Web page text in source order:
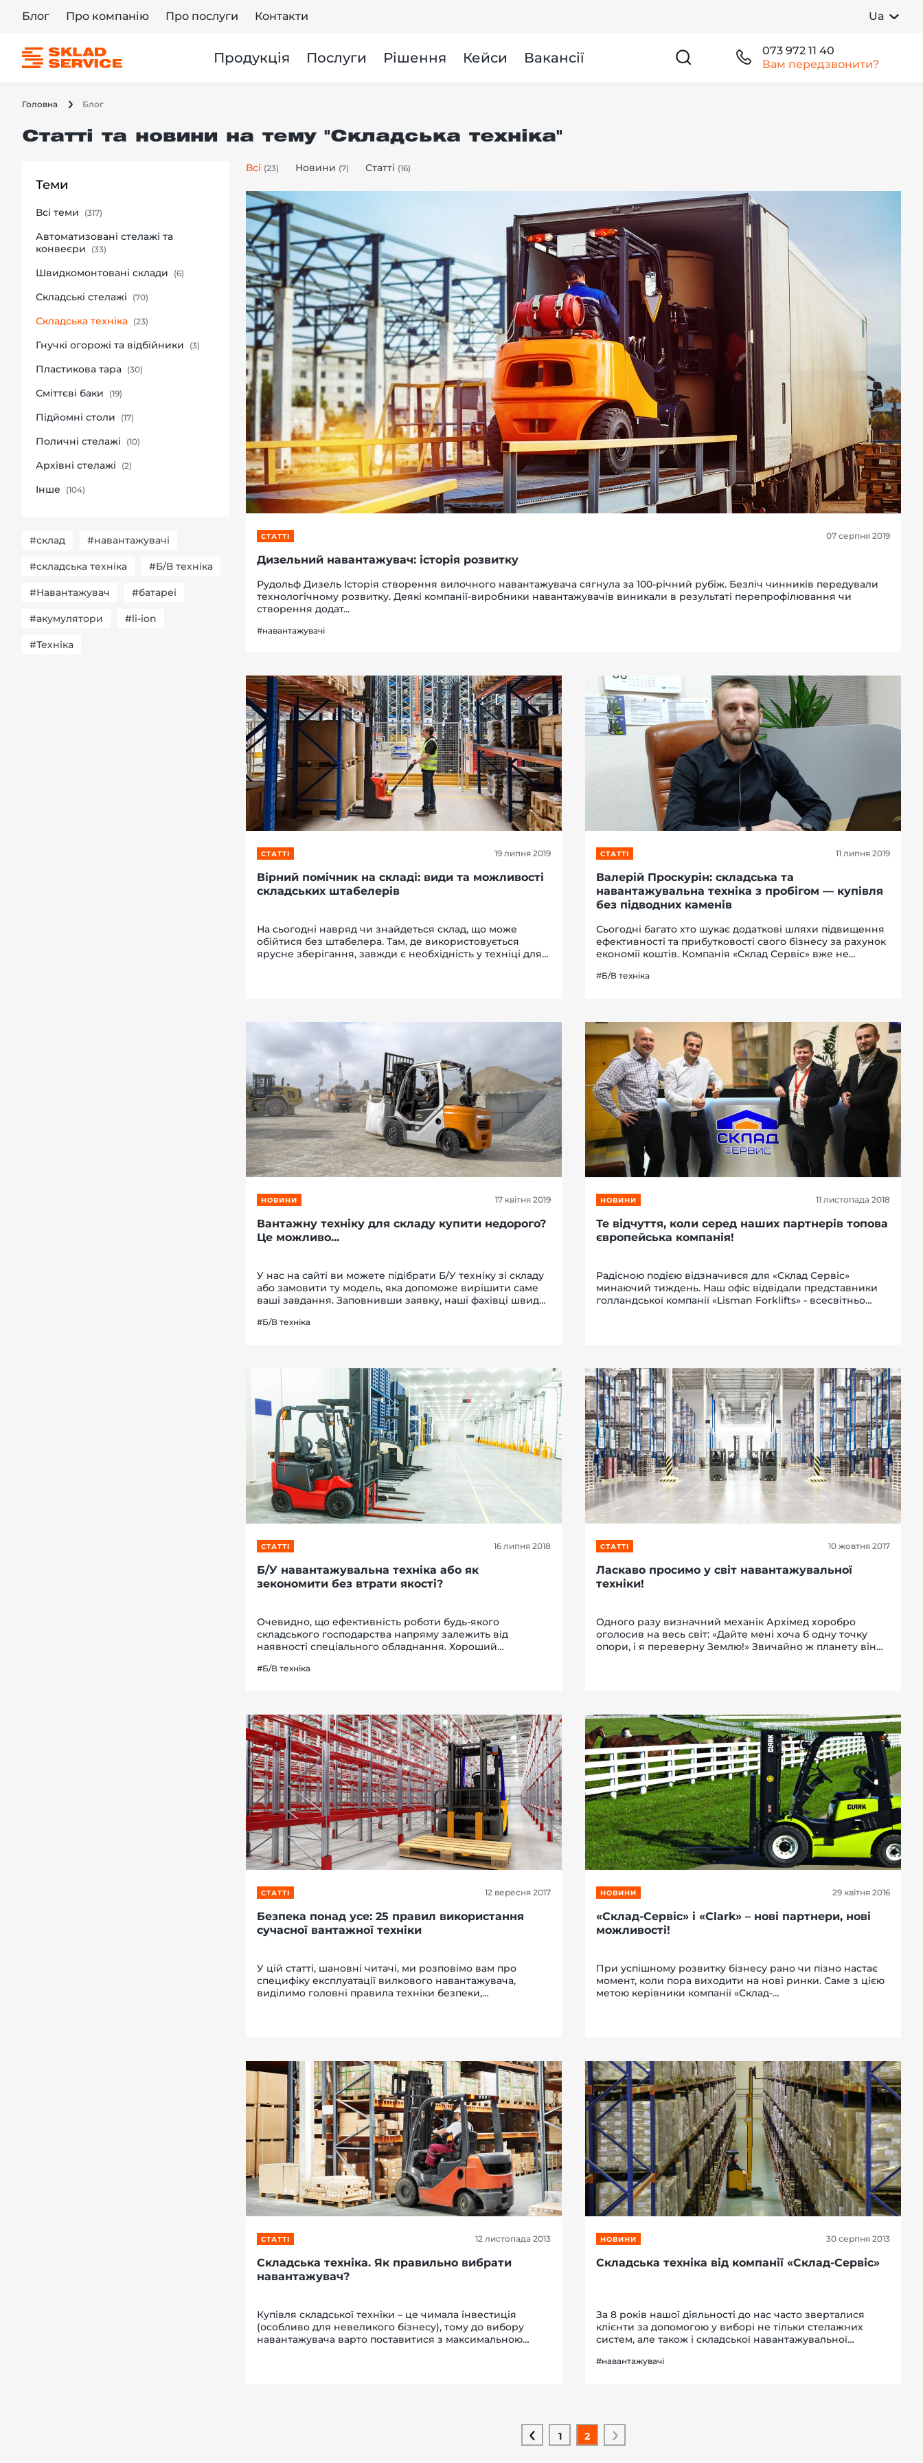
Блог Про компанію Про послуги Контакти Ua
Продукція Послуги Рішення Кейси Вакансії
073 972 11 40
Вам передзвонити?
Головна Блог
Статті та новини на тему "Складська техніка"
Теми
Всі теми (317)
Автоматизовані стелажі та
конвеєри
(33)
Швидкомонтовані склади (6)
Складські стелажі (70)
Складська техніка (23)
Гнучкі огорожі та відбійники (3)
Пластикова тара (30)
Сміттєві баки (19)
Підйомні столи (17)
Поличні стелажі (10)
Архівні стелажі (2)
Інше (104)
#склад #навантажувачі
#складська техніка #Б/В техніка
#Навантажувач #батареі
#акумулятори #li-ion
#Техніка
Всі (23) Новини (7) Статті (16)
СТАТТІ 07 серпня 2019
Дизельний навантажувач: історія розвитку
Рудольф Дизель Історія створення вилочного навантажувача сягнула за 100-річний рубіж. Безліч чинників передували
технологічному розвитку. Деякі компанії-виробники навантажувачів виникали в результаті перепрофілювання чи
створення додат...
#навантажувачі
СТАТТІ 19 липня 2019
Вірний помічник на складі: види та можливості
складських штабелерів
На сьогодні навряд чи знайдеться склад, що може
обійтися без штабелера. Там, де використовується
ярусне зберігання, завжди є необхідність у техніці для
СТАТТІ 11 липня 2019
Валерій Проскурін: складська та
навантажувальна техніка з пробігом — купівля
без підводних каменів
Сьогодні багато хто шукає додаткові шляхи підвищення
ефективності та прибутковості свого бізнесу за рахунок
економії коштів. Компанія «Склад Сервіс» вже не
допомагає заощадити й не поступається за я...
#Б/В техніка
НОВИНИ 17 квітня 2019
Вантажну техніку для складу купити недорого?
Це можливо...
У нас на сайті ви можете підібрати Б/У техніку зі складу
або замовити ту модель, яка допоможе вирішити саме
ваші завдання. Заповнивши заявку, наші фахівці швидко
запропонують вам декілька варіан...
#Б/В техніка
НОВИНИ 11 листопада 2018
Те відчуття, коли серед наших партнерів топова
європейська компанія!
Радісною подією відзначився для «Склад Сервіс»
минаючий тиждень. Наш офіс відвідали представники
голландської компанії «Lisman Forklifts» - всесвітньо
СТАТТІ 16 липня 2018
Б/У навантажувальна техніка або як
зекономити без втрати якості?
Очевидно, що ефективність роботи будь-якого
складського господарства напряму залежить від
наявності спеціального обладнання. Хороший
транспортуванні та переміщенні вантажу, дозволяючи
#Б/В техніка
СТАТТІ 10 жовтня 2017
Ласкаво просимо у світ навантажувальної
техніки!
Одного разу визначний механік Архімед хоробро
оголосив на весь світ: «Дайте мені хоча б одну точку
опори, і я переверну Землю!» Звичайно ж планету він
СТАТТІ 12 вересня 2017
Безпека понад усе: 25 правил використання
сучасної вантажної техніки
У цій статті, шановні читачі, ми розповімо вам про
специфіку експлуатації вилкового навантажувача,
виділимо головні правила техніки безпеки,
НОВИНИ 29 квітня 2016
«Склад-Сервіс» і «Сlark» – нові партнери, нові
можливості!
При успішному розвитку бізнесу рано чи пізно настає
момент, коли пора виходити на нові ринки. Саме з цією
метою керівники компанії «Склад-
СТАТТІ 12 листопада 2013
Складська техніка. Як правильно вибрати
навантажувач?
Купівля складської техніки – це чимала інвестиція
(особливо для невеликого бізнесу), тому до вибору
навантажувача варто поставитися з максимальною
НОВИНИ 30 серпня 2013
Складська техніка від компанії «Склад-Сервіс»
За 8 років нашої діяльності до нас часто зверталися
клієнти за допомогою у виборі не тільки стелажних
систем, але також і складської навантажувальної
підходить до обладнання для складської логі...
#навантажувачі
1 2